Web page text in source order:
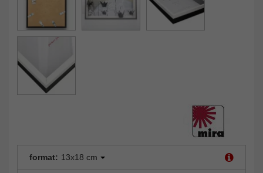
format: 13x18 cm